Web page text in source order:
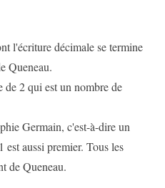
décimale se termine
Queneau.
2 qui est un nombre de
Germain, c'est-à-dire un
est aussi premier. Tous les
de Queneau.